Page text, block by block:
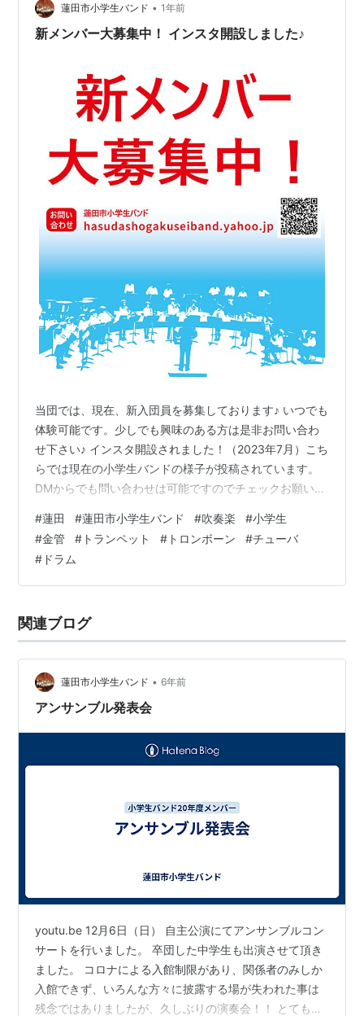
蓮田市小学生バンド • 1年前
新メンバー大募集中！ インスタ開設しました♪
当団では、現在、新入団員を募集しております♪ いつでも
体験可能です。少しでも興味のある方は是非お問い合わ
せ下さい♪ インスタ開設されました！（2023年7月）こち
らでは現在の小学生バンドの様子が投稿されています。
DMからでも問い合わせは可能ですのでチェックお願いし
田市在中の小学4年生（時期により３年生）～6年生 ■活
動■・基本的に月４回。毎週土曜日9時30分〜12時で
す。（イベント出演前は午後、もしくは日曜日も練習し
ていますが自由参加です）・練習場所は、蓮田市内の小
をメインに市…
#蓮田 #蓮田市小学生バンド #吹奏楽 #小学生
#金管 # トランペット # トロンボーン #チューバ
# ドラム
関連ブログ
蓮田市小学生バンド • 6年前
アンサンブル発表会
youtu.be 12月6日（日） 自主公演にてアンサンブルコン
サートを行いました。 卒団した中学生も出演させて頂き
ました。 コロナによる入館制限があり、関係者のみしか
入館できず、いろんな方々に披露する場が失われた事は
残念ではありましたが、久しぶりの演奏会！！ とても楽